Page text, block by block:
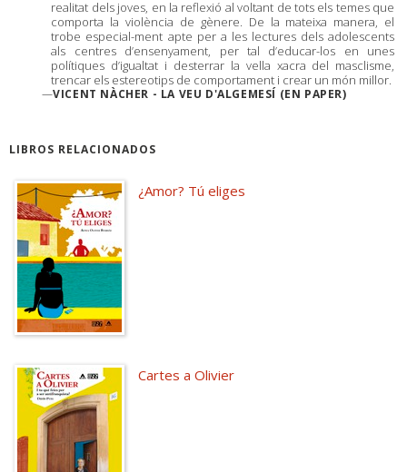
realitat dels joves, en la reflexió al voltant de tots els temes que
comporta la violència de gènere. De la mateixa manera, el
trobe especial-ment apte per a les lectures dels adolescents
als centres d’ensenyament, per tal d’educar-los en unes
polítiques d’igualtat i desterrar la vella xacra del masclisme,
trencar els estereotips de comportament i crear un món millor.
—VICENT NÀCHER - LA VEU D'ALGEMESÍ (EN PAPER)
LIBROS RELACIONADOS
¿Amor? Tú eliges
Cartes a Olivier